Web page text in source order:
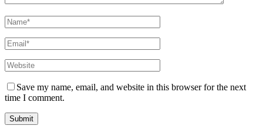
Save my name, email, and website in this browser for the next
time I comment.